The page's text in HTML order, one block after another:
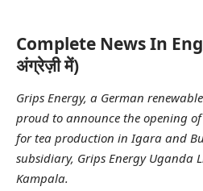
Complete News In
अंग्रेज़ी में)
Grips Energy, a German
proud to announce the opening
for tea production in Igara and
subsidiary, Grips Energy Uganda
Kampala.